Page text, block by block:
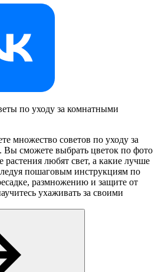
по уходу за комнатными
множество советов по уходу за
сможете выбрать цветок по фото
растения любят свет, а какие лучше
пошаговым инструкциям по
размножению и защите от
ухаживать за своими